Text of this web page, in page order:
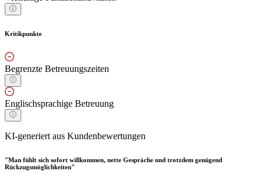
Kritikpunkte
Begrenzte Betreuungszeiten
Englischsprachige Betreuung
KI-generiert aus Kundenbewertungen
"Man fühlt sich sofort willkommen, nette Gespräche und trotzdem genügend
Rückzugsmöglichkeiten"